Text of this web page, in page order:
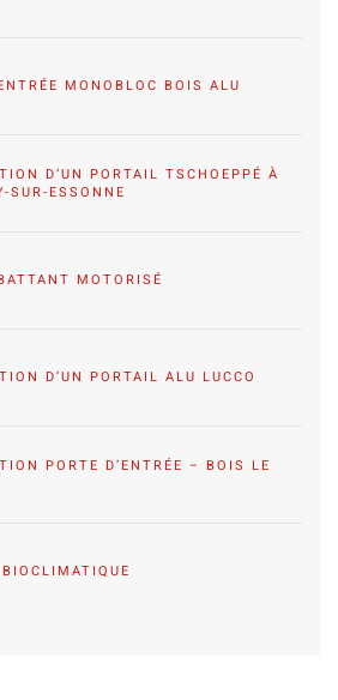
MONOBLOC BOIS ALU
D’UN PORTAIL TSCHOEPPÉ À
SUR-ESSONNE
MOTORISÉ
D’UN PORTAIL ALU LUCCO
PORTE D’ENTRÉE – BOIS LE